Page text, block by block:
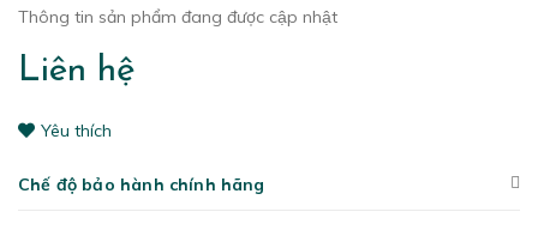
Thông tin sản phẩm đang được cập nhật
Liên hệ
Yêu thích
Chế độ bảo hành chính hãng